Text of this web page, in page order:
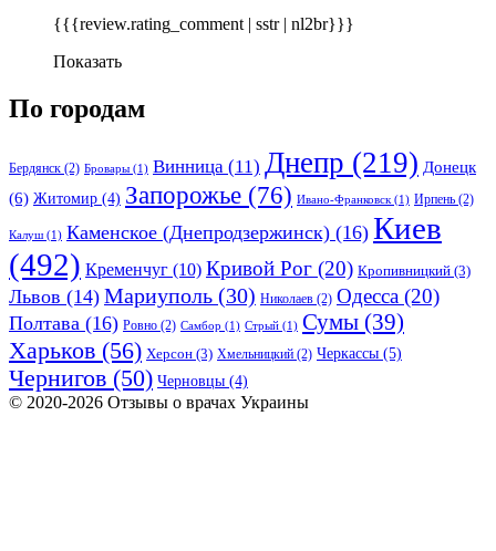
{{{review.rating_comment | sstr | nl2br}}}
Показать
По городам
Бердянск (2) Бровары (1) Винница (11) Днепр (219) Донецк
(6) Житомир (4) Запорожье (76) Ивано-Франковск (1) Ирпень (2)
Калуш (1) Каменское (Днепродзержинск) (16) Киев
(492) Кременчуг (10) Кривой Рог (20) Кропивницкий (3)
Львов (14) Мариуполь (30) Николаев (2) Одесса (20)
Полтава (16) Ровно (2) Самбор (1) Стрый (1) Сумы (39)
Харьков (56) Херсон (3) Хмельницкий (2) Черкассы (5)
Чернигов (50) Черновцы (4)
© 2020-2026 Отзывы о врачах Украины